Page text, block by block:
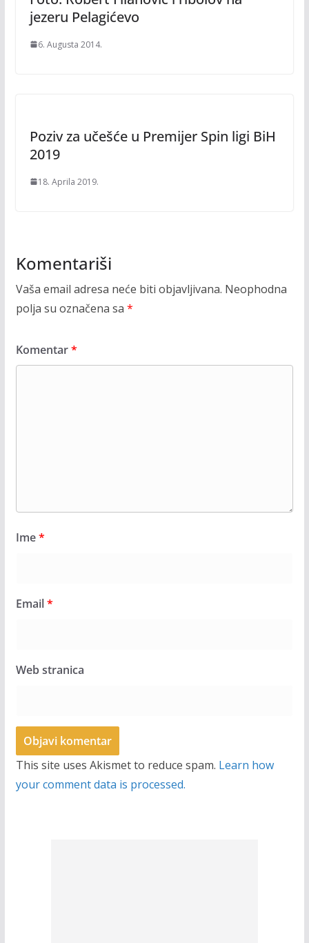
jezeru Pelagićevo
6. Augusta 2014.
Poziv za učešće u Premijer Spin ligi BiH
2019
18. Aprila 2019.
Komentariši
Vaša email adresa neće biti objavljivana. Neophodna
polja su označena sa *
Komentar*
Ime*
Email*
Web stranica
This site uses Akismet to reduce spam. Learn how
your comment data is processed.